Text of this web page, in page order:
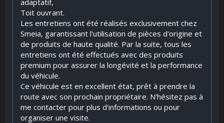
adaptatif,
Toit ouvrant.
Les entretiens ont été réalisés exclusivement chez
Smeia, garantissant l'utilisation de pièces d'origine et
de produits de haute qualité. Par la suite, tous les
entretiens ont été effectués avec des produits
premium pour assurer la longévité et la performance
du véhicule.
Ce véhicule est en excellent état, prêt à prendre la
route avec son prochain propriétaire. N'hésitez pas à
me contacter pour plus d'informations ou pour
organiser une visite.